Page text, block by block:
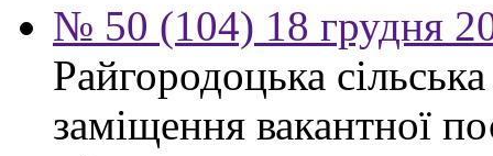
№ 50 (104) 18 грудня
Райгородоцька
заміщення вакантної